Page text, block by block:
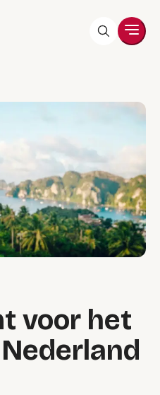
voor het